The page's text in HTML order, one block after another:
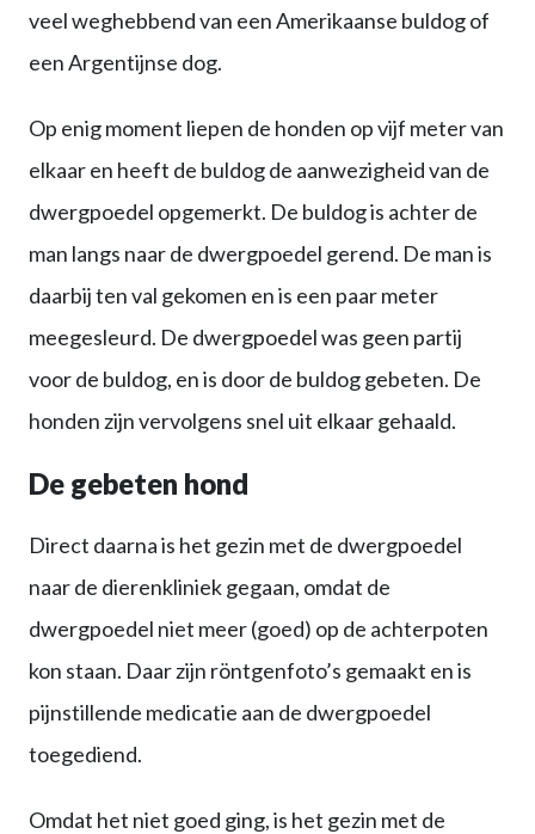
veel weghebbend van een Amerikaanse buldog of
een Argentijnse dog.
Op enig moment liepen de honden op vijf meter van
elkaar en heeft de buldog de aanwezigheid van de
dwergpoedel opgemerkt. De buldog is achter de
man langs naar de dwergpoedel gerend. De man is
daarbij ten val gekomen en is een paar meter
meegesleurd. De dwergpoedel was geen partij
voor de buldog, en is door de buldog gebeten. De
honden zijn vervolgens snel uit elkaar gehaald.
De gebeten hond
Direct daarna is het gezin met de dwergpoedel
naar de dierenkliniek gegaan, omdat de
dwergpoedel niet meer (goed) op de achterpoten
kon staan. Daar zijn röntgenfoto’s gemaakt en is
pijnstillende medicatie aan de dwergpoedel
toegediend.
Omdat het niet goed ging, is het gezin met de